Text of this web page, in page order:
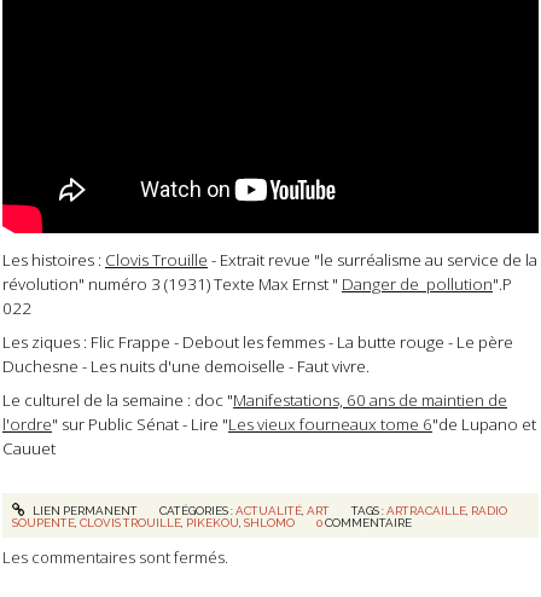
Les histoires : Clovis Trouille - Extrait revue "le surréalisme au service de la
révolution" numéro 3 (1931) Texte Max Ernst " Danger de pollution".P
022
Les ziques : Flic Frappe - Debout les femmes - La butte rouge - Le père
Duchesne - Les nuits d'une demoiselle - Faut vivre.
Le culturel de la semaine : doc "Manifestations, 60 ans de maintien de
l'ordre" sur Public Sénat - Lire "Les vieux fourneaux tome 6"de Lupano et
Cauuet
LIEN PERMANENT CATÉGORIES :ACTUALITÉ, ART TAGS :ARTRACAILLE RADIO
SOUPENTE ,CLOVIS TROUILLE PIKEKOU ,SHLOMO 0 COMMENTAIRE
Les commentaires sont fermés.